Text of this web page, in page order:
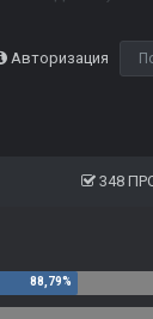
Авторизация
348